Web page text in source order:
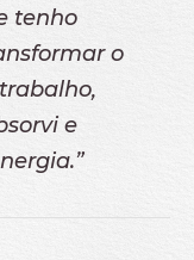
tenho
o
e